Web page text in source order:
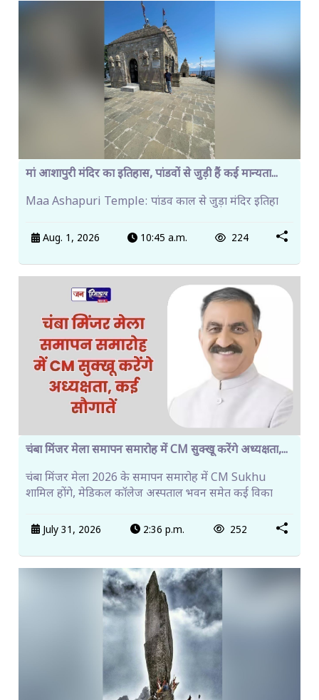
मां आशापुरी मंदिर का इतिहास, पांडवों से जुड़ी हैं कई मान्यता...
Maa Ashapuri Temple: पांडव काल से जुड़ा मंदिर इतिहा
Aug. 1, 2026 10:45 a.m. 224
चंबा मिंजर मेला समापन समारोह में CM सुक्खू करेंगे अध्यक्षता,...
चंबा मिंजर मेला 2026 के समापन समारोह में CM Sukhu
शामिल होंगे, मेडिकल कॉलेज अस्पताल भवन समेत कई विका
July 31, 2026 2:36 p.m. 252